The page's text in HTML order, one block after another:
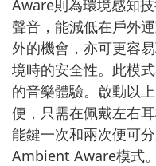
Aware則為環境感知
聲音，能減低在戶外
外的機會，亦可更容
境時的安全性。此模
的音樂體驗。啟動以
便，只需在佩戴左右
能鍵一次和兩次便可
Ambient Aware模式。